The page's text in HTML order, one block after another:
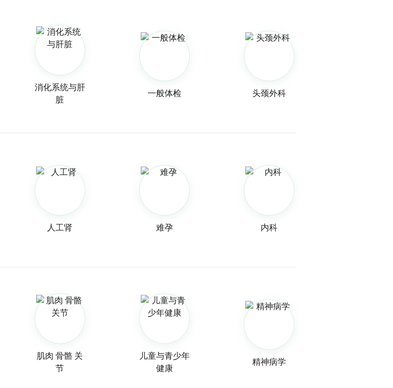
消化系统与肝
脏
一般体检 头颈外科
人工肾 难孕 内科
肌肉 骨骼 关
节
儿童与青少年
健康
精神病学